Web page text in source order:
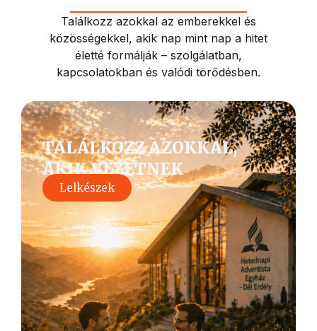
Találkozz azokkal az emberekkel és
közösségekkel, akik nap mint nap a hitet
életté formálják – szolgálatban,
kapcsolatokban és valódi törődésben.
TALÁLKOZZ AZOKKAL,
AKIK VEZETNEK
Lelkészek